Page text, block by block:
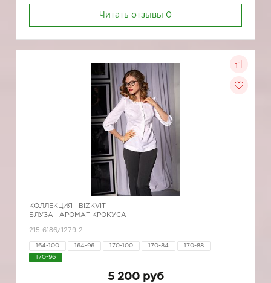
Читать отзывы 0
КОЛЛЕКЦИЯ - BIZKVIT
БЛУЗА - АРОМАТ КРОКУСА
215-6186/1279-2
164-100 164-96 170-100 170-84 170-88
170-96
5 200 руб